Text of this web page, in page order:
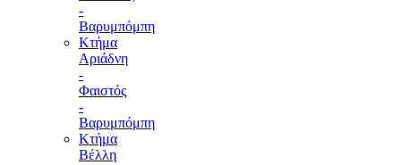
-
Βαρυμπόμπη
Κτήμα
Αριάδνη
-
Φαιστός
-
Βαρυμπόμπη
Κτήμα
Βέλλη